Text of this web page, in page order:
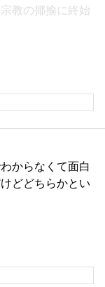
教の揶揄に終始
からなくて面白
どどちらかとい